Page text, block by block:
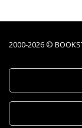
2000-2026 ©